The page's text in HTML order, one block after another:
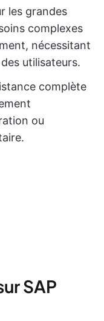
les grandes
complexes
nécessitant
utilisateurs.
complète
ou
SAP